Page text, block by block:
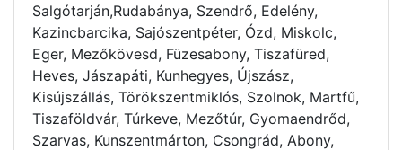
Salgótarján,Rudabánya, Szendrő, Edelény,
Kazincbarcika, Sajószentpéter, Ózd, Miskolc,
Eger, Mezőkövesd, Füzesabony, Tiszafüred,
Heves, Jászapáti, Kunhegyes, Újszász,
Kisújszállás, Törökszentmiklós, Szolnok, Martfű,
Tiszaföldvár, Túrkeve, Mezőtúr, Gyomaendrőd,
Szarvas, Kunszentmárton, Csongrád, Abony,